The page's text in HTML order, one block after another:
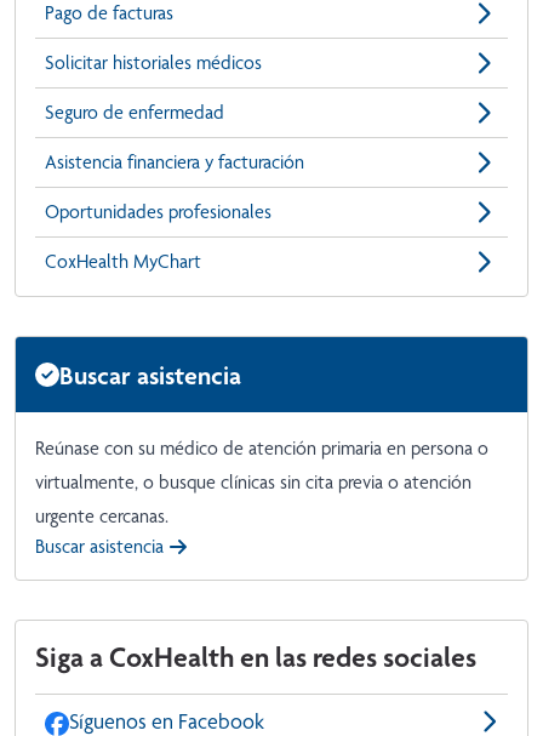
Pago de facturas
Solicitar historiales médicos
Seguro de enfermedad
Asistencia financiera y facturación
Oportunidades profesionales
CoxHealth MyChart
Buscar asistencia
Reúnase con su médico de atención primaria en persona o
virtualmente, o busque clínicas sin cita previa o atención
urgente cercanas.
Buscar asistencia
Siga a CoxHealth en las redes sociales
Síguenos en Facebook